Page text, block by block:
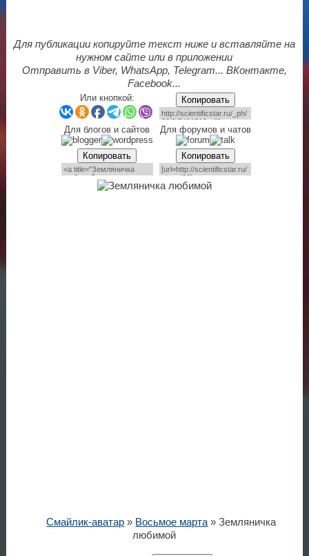
Для публикации копируйте текст ниже и вставляйте на
нужном сайте или в приложении
Отправить в Viber, WhatsApp, Telegram... ВКонтакте,
Facebook...
Или кнопкой: Копировать
Для блогов и сайтов Для форумов и чатов
Копировать Копировать
Смайлик-аватар » Восьмое марта » Земляничка
любимой